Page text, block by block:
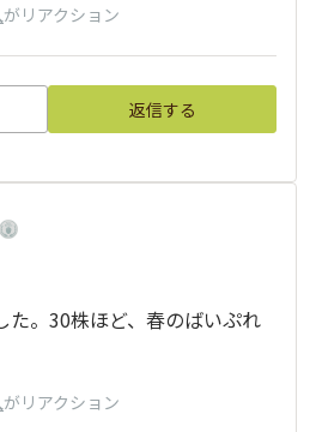
がリアクション
返信する
た。30株ほど、春のばいぷれ
がリアクション